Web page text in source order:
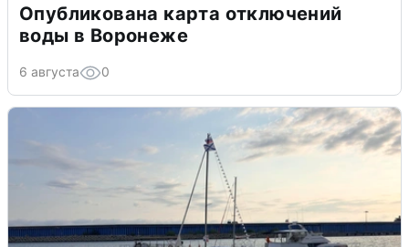
Опубликована карта отключений
воды в Воронеже
6 августа 0